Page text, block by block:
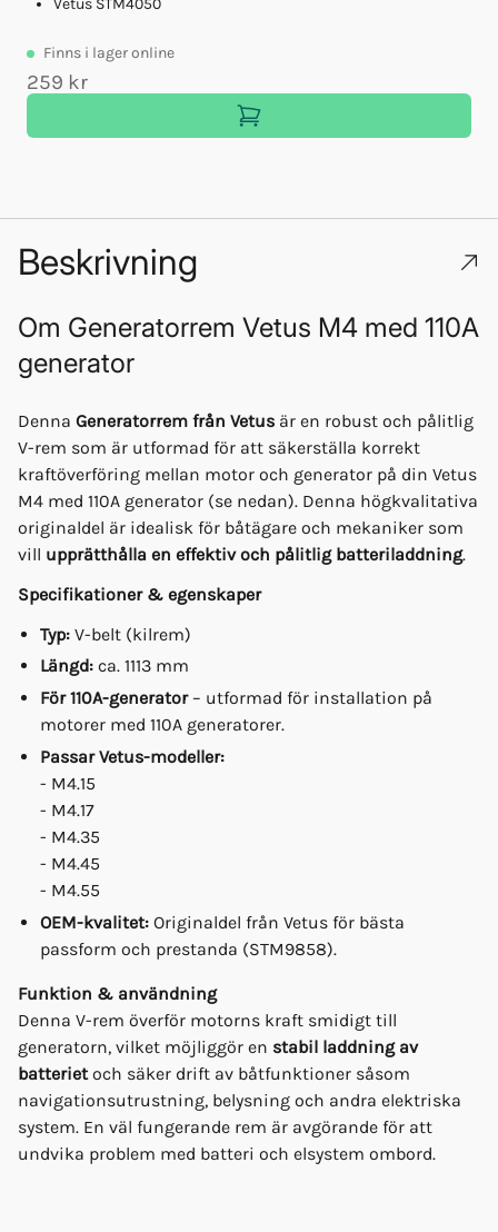
Finns i lager online
259 kr
Beskrivning
Om Generatorrem Vetus M4 med 110A
generator
Denna Generatorrem från Vetus är en robust och pålitlig
V-rem som är utformad för att säkerställa korrekt
kraftöverföring mellan motor och generator på din Vetus
M4 med 110A generator (se nedan). Denna högkvalitativa
originaldel är idealisk för båtägare och mekaniker som
vill upprätthålla en effektiv och pålitlig batteriladdning.
Specifikationer & egenskaper
Typ: V-belt (kilrem)
Längd: ca. 1113 mm
För 110A-generator– utformad för installation på
motorer med 110A generatorer.
Passar Vetus-modeller:
- M4.15
- M4.17
- M4.35
- M4.45
- M4.55
OEM-kvalitet: Originaldel från Vetus för bästa
passform och prestanda (STM9858).
Funktion & användning
Denna V-rem överför motorns kraft smidigt till
generatorn, vilket möjliggör en stabil laddning av
batteriet och säker drift av båtfunktioner såsom
navigationsutrustning, belysning och andra elektriska
system. En väl fungerande rem är avgörande för att
undvika problem med batteri och elsystem ombord.